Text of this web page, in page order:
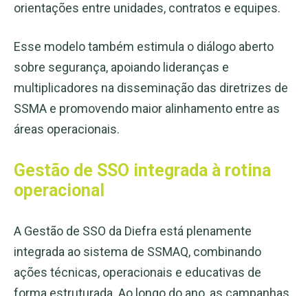
orientações entre unidades, contratos e equipes.
Esse modelo também estimula o diálogo aberto
sobre segurança, apoiando lideranças e
multiplicadores na disseminação das diretrizes de
SSMA e promovendo maior alinhamento entre as
áreas operacionais.
Gestão de SSO integrada à rotina
operacional
A Gestão de SSO da Diefra está plenamente
integrada ao sistema de SSMAQ, combinando
ações técnicas, operacionais e educativas de
forma estruturada. Ao longo do ano, as campanhas